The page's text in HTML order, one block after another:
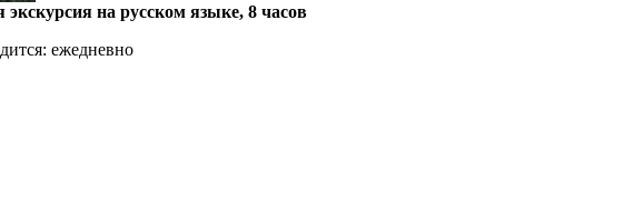
на русском языке, 8 часов
ежедневно